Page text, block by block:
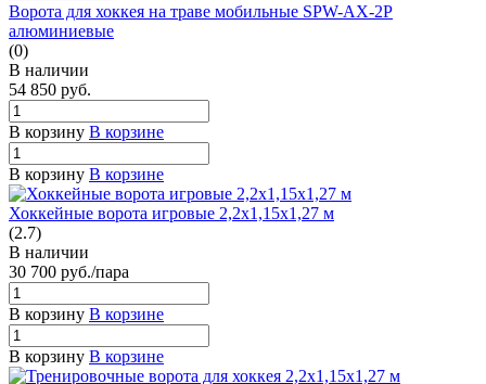
Ворота для хоккея на траве мобильные SPW-AX-2P
алюминиевые
(0)
В наличии
54 850 руб.
В корзину В корзине
В корзину В корзине
Хоккейные ворота игровые 2,2х1,15х1,27 м
(2.7)
В наличии
30 700 руб./пара
В корзину В корзине
В корзину В корзине